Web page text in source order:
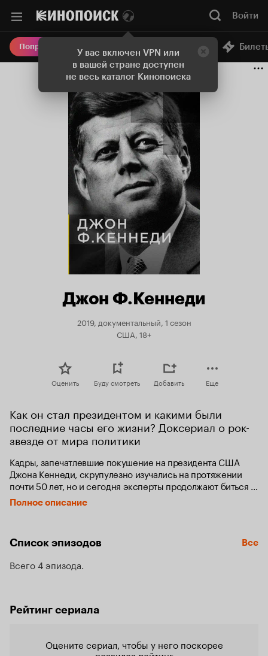
У вас включен VPN или
в вашей стране доступен
не весь каталог Кинопоиска
Войти
Попробовать Плюс Онлайн-кинотеатр
Джон Ф.Кеннеди
2019, документальный, 1 сезон
США, 18+
Оценить Буду смотреть Добавить Еще
Как он стал президентом и какими были
последние часы его жизни? Доксериал о рок-
звезде от мира политики
Кадры, запечатлевшие покушение на президента США
Джона Кеннеди, скрупулезно изучались на протяжении
почти 50 лет, но и сегодня эксперты продолжают биться
над разрешением этой загадки века, восстанавливая кадр
за кадром события того рокового дня.
Полное описание
Список эпизодов Все
Всего 4 эпизода
Рейтинг сериала
Оцените сериал, чтобы у него поскорее